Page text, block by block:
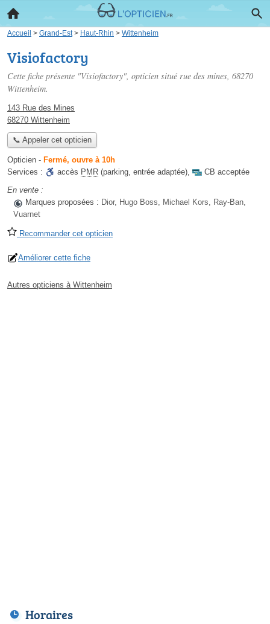
Accueil > Grand-Est> Haut-Rhin > Wittenheim
Visiofactory
Cette fiche présente "Visiofactory", opticien situé rue des mines, 68270
Wittenheim.
143 Rue des Mines
68270 Wittenheim
📞 Appeler cet opticien
Opticien - Fermé, ouvre à 10h
Services :
accès PMR (parking, entrée adaptée),
CB acceptée
En vente :
Marques proposées : Dior, Hugo Boss, Michael Kors, Ray-Ban,
Vuarnet
Recommander cet opticien
Améliorer cette fiche
Autres opticiens à Wittenheim
Horaires